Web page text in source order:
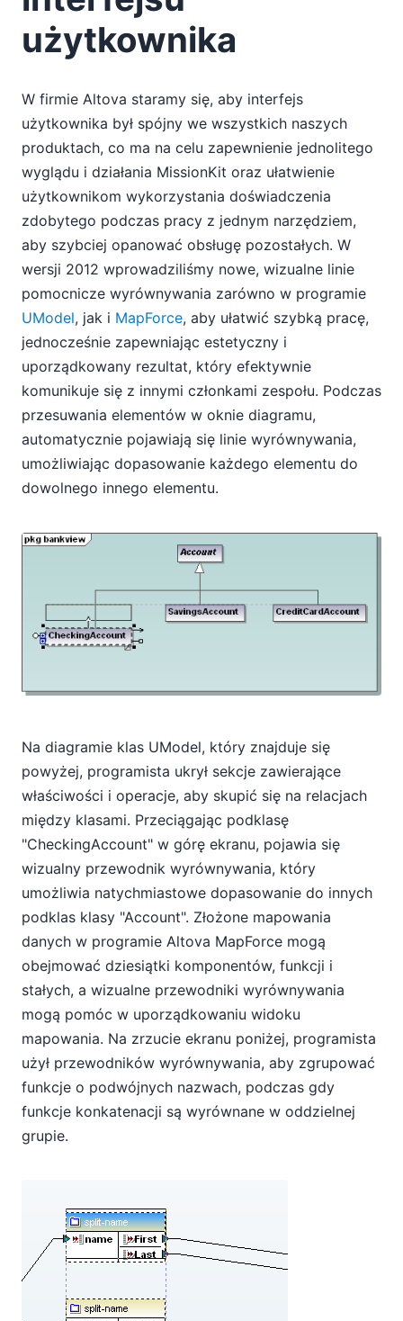
użytkownika
W firmie Altova staramy się, aby interfejs
użytkownika był spójny we wszystkich naszych
produktach, co ma na celu zapewnienie jednolitego
wyglądu i działania MissionKit oraz ułatwienie
użytkownikom wykorzystania doświadczenia
zdobytego podczas pracy z jednym narzędziem,
aby szybciej opanować obsługę pozostałych. W
wersji 2012 wprowadziliśmy nowe, wizualne linie
pomocnicze wyrównywania zarówno w programie
UModel, jak i MapForce, aby ułatwić szybką pracę,
jednocześnie zapewniając estetyczny i
uporządkowany rezultat, który efektywnie
komunikuje się z innymi członkami zespołu. Podczas
przesuwania elementów w oknie diagramu,
automatycznie pojawiają się linie wyrównywania,
umożliwiając dopasowanie każdego elementu do
dowolnego innego elementu.
Na diagramie klas UModel, który znajduje się
powyżej, programista ukrył sekcje zawierające
właściwości i operacje, aby skupić się na relacjach
między klasami. Przeciągając podklasę
"CheckingAccount" w górę ekranu, pojawia się
wizualny przewodnik wyrównywania, który
umożliwia natychmiastowe dopasowanie do innych
podklas klasy "Account". Złożone mapowania
danych w programie Altova MapForce mogą
obejmować dziesiątki komponentów, funkcji i
stałych, a wizualne przewodniki wyrównywania
mogą pomóc w uporządkowaniu widoku
mapowania. Na zrzucie ekranu poniżej, programista
użył przewodników wyrównywania, aby zgrupować
funkcje o podwójnych nazwach, podczas gdy
funkcje konkatenacji są wyrównane w oddzielnej
grupie.